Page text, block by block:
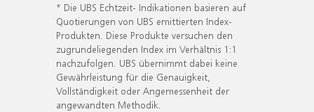
* Die UBS Echtzeit- Indikationen basieren auf
Quotierungen von UBS emittierten Index-
Produkten. Diese Produkte versuchen den
zugrundeliegenden Index im Verhältnis 1:1
nachzufolgen. UBS übernimmt dabei keine
Gewährleistung für die Genauigkeit,
Vollständigkeit oder Angemessenheit der
angewandten Methodik.